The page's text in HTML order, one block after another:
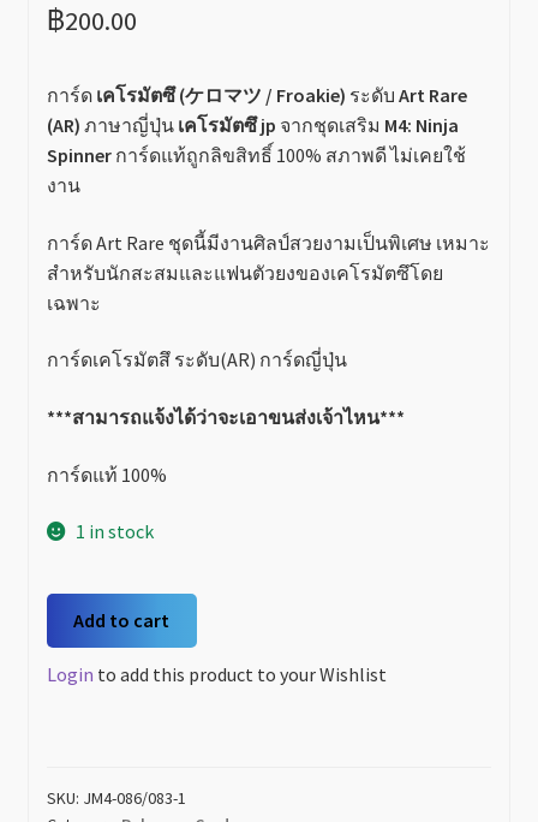
฿200.00
การ์ด เคโรมัตซึ (ケロマツ / Froakie) ระดับ Art Rare
(AR) ภาษาญี่ปุ่น เคโรมัตซึ jp จากชุดเสริม M4: Ninja
Spinnerการ์ดแท้ถูกลิขสิทธิ์ 100% สภาพดี ไม่เคยใช้
งาน
การ์ด Art Rare ชุดนี้มีงานศิลป์สวยงามเป็นพิเศษ เหมาะ
สำหรับนักสะสมและแฟนตัวยงของเคโรมัตซึโดย
เฉพาะ
การ์ดเคโรมัตสึ ระดับ(AR) การ์ดญี่ปุ่น
***สามารถแจ้งได้ว่าจะเอาขนส่งเจ้าไหน***
การ์ดแท้ 100%
1 in stock
เค
ตซึ
Froakie
Add to cart
Login to add this product to your Wishlist
SKU: JM4-086/083-1